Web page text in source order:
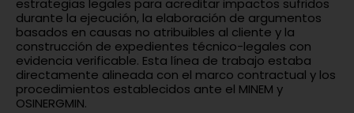
estrategias legales para acreditar impactos sufridos
durante la ejecución, la elaboración de argumentos
basados en causas no atribuibles al cliente y la
construcción de expedientes técnico-legales con
evidencia verificable. Esta línea de trabajo estaba
directamente alineada con el marco contractual y los
procedimientos establecidos ante el MINEM y
OSINERGMIN.